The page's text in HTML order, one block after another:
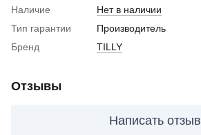
Наличие
Нет в наличии
Тип гарантии
Производитель
Бренд
TILLY
Отзывы
Написать отзыв